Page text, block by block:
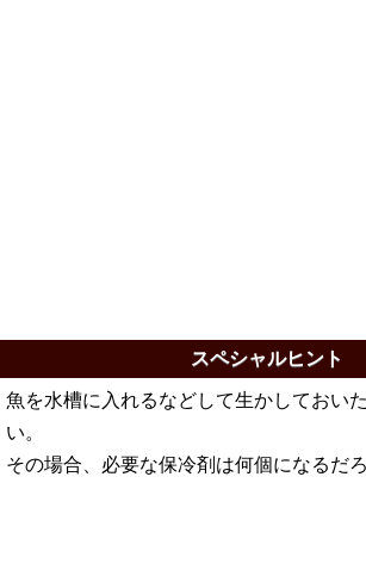
スペシャルヒント
魚を水槽に入れるなどして生かしておい
い。
その場合、必要な保冷剤は何個になるだろ